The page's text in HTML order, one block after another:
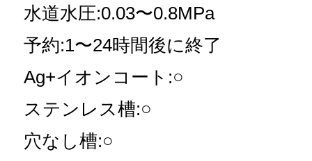
水道水圧:0.03〜0.8MPa
予約:1〜24時間後に終了
Ag+イオンコート:○
ステンレス槽:○
穴なし槽:○